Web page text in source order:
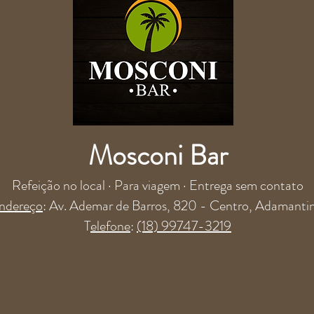
Mosconi Bar
Refeição no local · Para viagem · Entrega sem contato
: Av. Ademar de Barros, 820 - Centro,
Telefone:(18) 99747-3219